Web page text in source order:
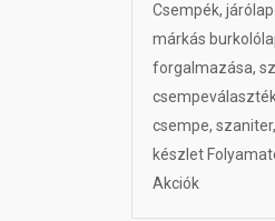
Csempék,
márkás
forgalmazása,
csempe,
készlet
Akciók